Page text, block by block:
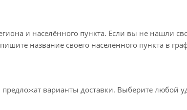
и населённого пункта. Если вы не нашли
название своего населённого пункта в
предложат варианты доставки. Выберите любой